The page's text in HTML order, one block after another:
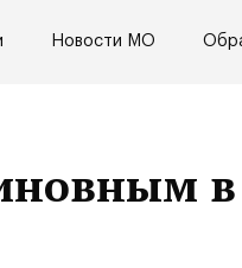
Новости МО
в